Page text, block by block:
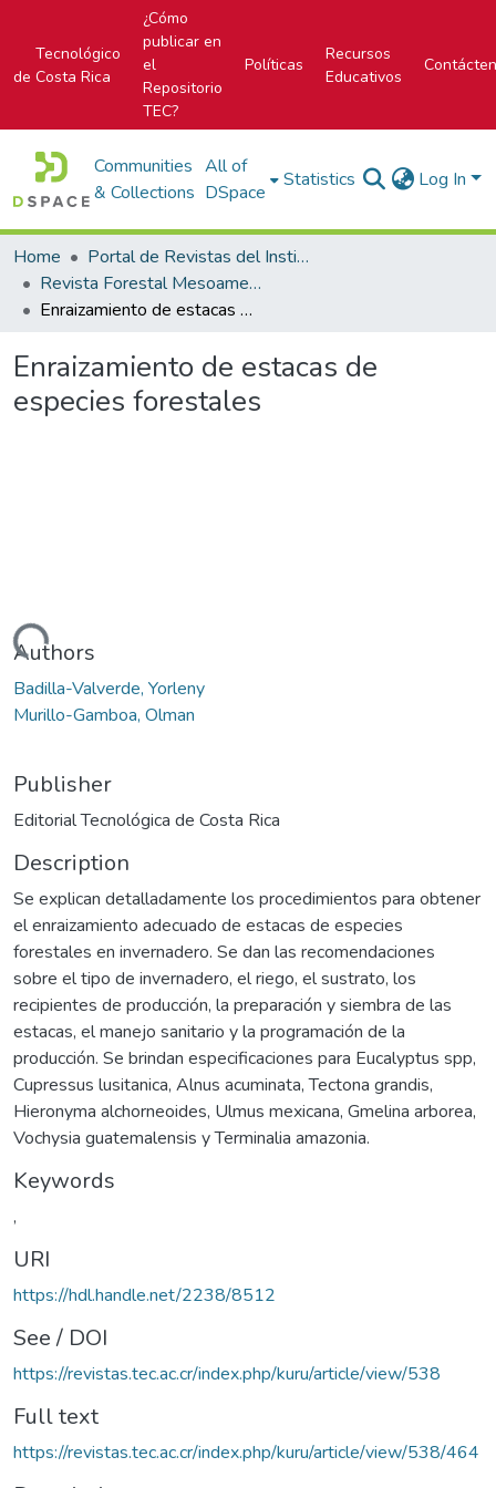
Tecnológico
de Costa Rica
¿Cómo
publicar en
el
Repositorio
TEC?
Políticas
Recursos
Educativos
Communities
& Collections
All of
DSpace
Statistics Log In
Home
Portal de Revistas del Instituto Tecnológico de Costa Rica
Revista Forestal Mesoamericana Kurú
Enraizamiento de estacas de especies forestales
Enraizamiento de estacas de
especies forestales
Loading...
Authors
Badilla-Valverde, Yorleny
Murillo-Gamboa, Olman
Publisher
Editorial Tecnológica de Costa Rica
Description
Se explican detalladamente los procedimientos para obtener
el enraizamiento adecuado de estacas de especies
forestales en invernadero. Se dan las recomendaciones
sobre el tipo de invernadero, el riego, el sustrato, los
recipientes de producción, la preparación y siembra de las
estacas, el manejo sanitario y la programación de la
producción. Se brindan especificaciones para Eucalyptus spp,
Cupressus lusitanica, Alnus acuminata, Tectona grandis,
Hieronyma alchorneoides, Ulmus mexicana, Gmelina arborea,
Vochysia guatemalensis y Terminalia amazonia.
Keywords
,
URI
https://hdl.handle.net/2238/8512
See / DOI
https://revistas.tec.ac.cr/index.php/kuru/article/view/538
Full text
https://revistas.tec.ac.cr/index.php/kuru/article/view/538/464